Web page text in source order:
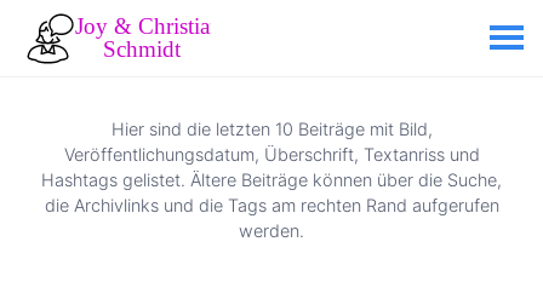
Hier sind die letzten 10 Beiträge mit Bild,
Veröffentlichungsdatum, Überschrift, Textanriss und
Hashtags gelistet. Ältere Beiträge können über die Suche,
die Archivlinks und die Tags am rechten Rand aufgerufen
werden.